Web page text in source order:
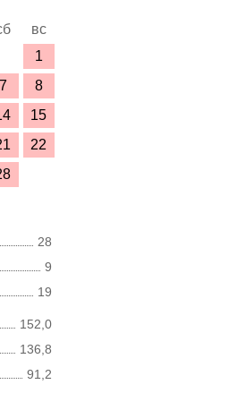
вс
1
7
8
15
22
28
9
19
152,0
136,8
91,2